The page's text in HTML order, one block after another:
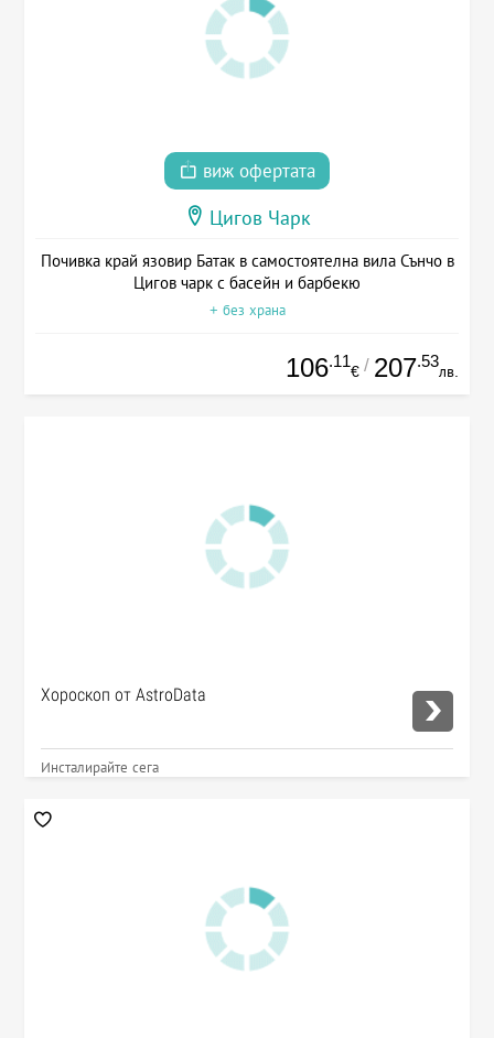
виж офертата
Цигов Чарк
Почивка край язовир Батак в самостоятелна вила Сънчо в
Цигов чарк с басейн и барбекю
+ без храна
106.11
€ / 207.53
лв.
Хороскоп от AstroData
Инсталирайте сега